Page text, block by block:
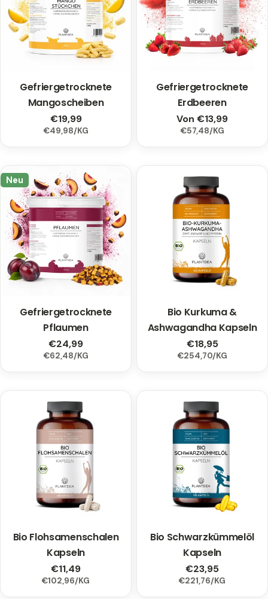
Typ:
Gefriergetrocknete
Mangoscheiben
Regulärer
Preis
€19,99
EINZELPREIS
€49,98/PRO
KG
Typ:
Gefriergetrocknete
Erdbeeren
Regulärer
Preis
Von €13,99
EINZELPREIS
€57,48/PRO
KG
Neu
Typ:
Gefriergetrocknete
Pflaumen
Regulärer
Preis
€24,99
EINZELPREIS
€62,48/PRO
KG
Typ:
Bio Kurkuma &
Ashwagandha Kapseln
Regulärer
Preis
€18,95
EINZELPREIS
€254,70/PRO
KG
Typ:
Bio Flohsamenschalen
Kapseln
Regulärer
Preis
€11,49
EINZELPREIS
€102,96/PRO
KG
Typ:
Bio Schwarzkümmelöl
Kapseln
Regulärer
Preis
€23,95
EINZELPREIS
€221,76/PRO
KG